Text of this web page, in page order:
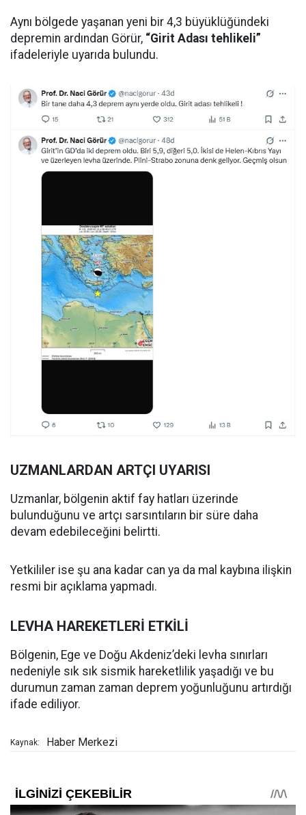
Aynı bölgede yaşanan yeni bir 4,3 büyüklüğündeki
depremin ardından Görür, “Girit Adası tehlikeli”
ifadeleriyle uyarıda bulundu.
UZMANLARDAN ARTÇI UYARISI
Uzmanlar, bölgenin aktif fay hatları üzerinde
bulunduğunu ve artçı sarsıntıların bir süre daha
devam edebileceğini belirtti.
Yetkililer ise şu ana kadar can ya da mal kaybına ilişkin
resmi bir açıklama yapmadı.
LEVHA HAREKETLERİ ETKİLİ
Bölgenin, Ege ve Doğu Akdeniz’deki levha sınırları
nedeniyle sık sık sismik hareketlilik yaşadığı ve bu
durumun zaman zaman deprem yoğunluğunu artırdığı
ifade ediliyor.
Kaynak: Haber Merkezi